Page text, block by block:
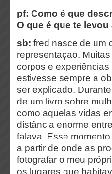
pf: Como é que
O que é que te levou
sb: fred nasce de um
representação.
corpos e experiências
estivesse sempre a
ser explicado.
de um livro sobre
como aquelas vidas
distância enorme
falava. Esse
a partir de onde as
fotografar o meu
os lugares que